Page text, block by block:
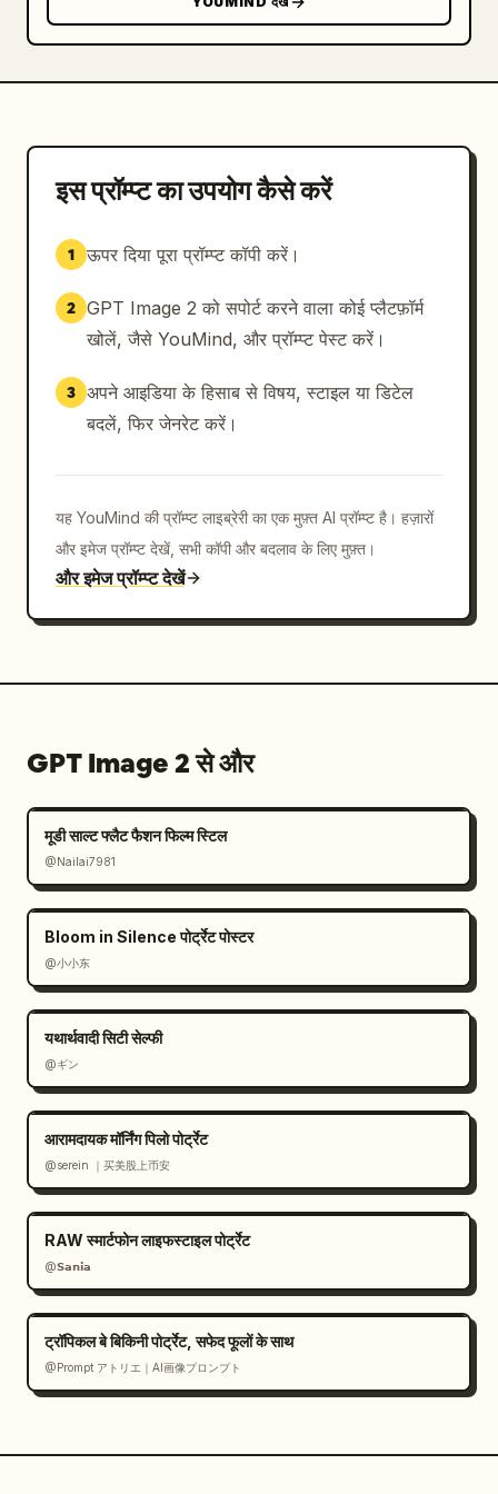
सीमाएं: बिल्कुल 4 पैनल, बिल्कुल 4 चिक मैस्कॉट, बिल्कुल 4
नहीं, कोई वॉटरमार्क नहीं।
इस प्रॉम्प्ट का उपयोग कैसे करें
1 ऊपर दिया पूरा प्रॉम्प्ट कॉपी करें।
2 GPT Image 2 को सपोर्ट करने वाला कोई प्लैटफ़ॉर्म
खोलें, जैसे YouMind, और प्रॉम्प्ट पेस्ट करें।
3 अपने आइडिया के हिसाब से विषय, स्टाइल या डिटेल
बदलें, फिर जेनरेट करें।
यह YouMind की प्रॉम्प्ट लाइब्रेरी का एक मुफ़्त AI प्रॉम्प्ट है। हज़ारों
और इमेज प्रॉम्प्ट देखें, सभी कॉपी और बदलाव के लिए मुफ़्त।
और इमेज प्रॉम्प्ट देखें
GPT Image 2 से और
मूडी साल्ट फ्लैट फैशन फिल्म स्टिल
@Nailai7981
Bloom in Silence पोर्ट्रेट पोस्टर
@小小东
यथार्थवादी सिटी सेल्फी
@ギン
आरामदायक मॉर्निंग पिलो पोर्ट्रेट
@serein ｜买美股上币安
RAW स्मार्टफोन लाइफस्टाइल पोर्ट्रेट
@𝗦𝗮𝗻𝗶𝗮
ट्रॉपिकल बे बिकिनी पोर्ट्रेट, सफेद फूलों के साथ
@Prompt アトリエ｜AI画像プロンプト